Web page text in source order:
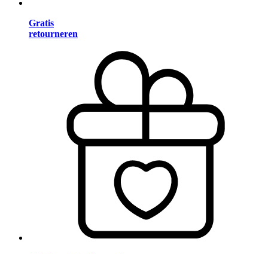
Gratis
retourneren